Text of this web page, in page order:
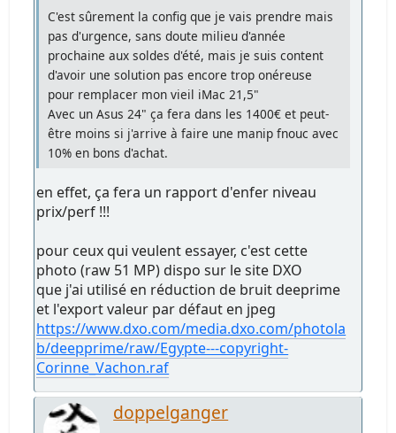
C'est sûrement la config que je vais prendre mais
pas d'urgence, sans doute milieu d'année
prochaine aux soldes d'été, mais je suis content
d'avoir une solution pas encore trop onéreuse
pour remplacer mon vieil iMac 21,5"
Avec un Asus 24" ça fera dans les 1400€ et peut-
être moins si j'arrive à faire une manip fnouc avec
10% en bons d'achat.
en effet, ça fera un rapport d'enfer niveau
prix/perf !!!
pour ceux qui veulent essayer, c'est cette
photo (raw 51 MP) dispo sur le site DXO
que j'ai utilisé en réduction de bruit deeprime
et l'export valeur par défaut en jpeg
https://www.dxo.com/media.dxo.com/photola
b/deepprime/raw/Egypte---copyright-
Corinne_Vachon.raf
doppelganger